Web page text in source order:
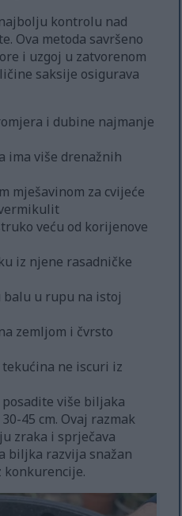
kontrolu nad
Ova metoda savršeno
i uzgoj u zatvorenom
saksije osigurava
i dubine najmanje
ima više drenažnih
mješavinom za cvijeće
veću od korijenove
iz njene rasadničke
u rupu na istoj
zemljom i čvrsto
ne iscuri iz
više biljaka
45 cm. Ovaj razmak
zraka i sprječava
biljka razvija snažan
konkurencije.